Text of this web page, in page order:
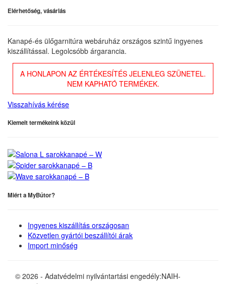
Elérhetőség, vásárlás
Kanapé-és ülőgarnitúra webáruház országos szintű ingyenes
kiszállítással. Legolcsóbb árgarancia.
A HONLAPON AZ ÉRTÉKESÍTÉS JELENLEG SZÜNETEL.
NEM KAPHATÓ TERMÉKEK.
Visszahívás kérése
Kiemelt termékeink közül
Miért a MyBútor?
Ingyenes kiszállítás országosan
Közvetlen gyártói beszállítói árak
Import minőség
© 2026 - Adatvédelmi nyilvántartási engedély:NAIH-